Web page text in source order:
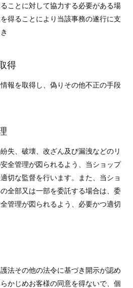
ことに対して協力する必要がある場
得ることにより当該事務の遂行に支
得
報を取得し、偽りその他不正の手段
失、破壊、改ざん及び漏洩などのリ
全管理が図られるよう、当ショップ
切な監督を行います。また、当ショ
全部又は一部を委託する場合は、委
管理が図られるよう、必要かつ適切
法その他の法令に基づき開示が認め
かじめお客様の同意を得ないで、個